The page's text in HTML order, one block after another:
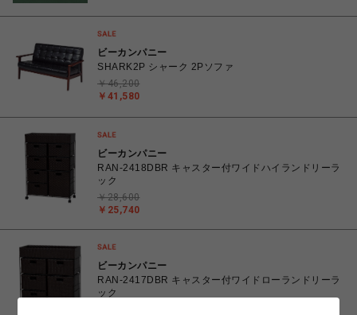
ビーカンパニー
SHARK2P シャーク 2Pソファ
￥41,580
￥46,200
ビーカンパニー
RAN-2418DBR キャスター付ワイドハイランドリーラ
ック
￥25,740
￥28,600
ビーカンパニー
RAN-2417DBR キャスター付ワイドローランドリーラ
ック